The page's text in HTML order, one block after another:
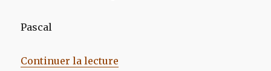
Pascal
Continuer la lecture